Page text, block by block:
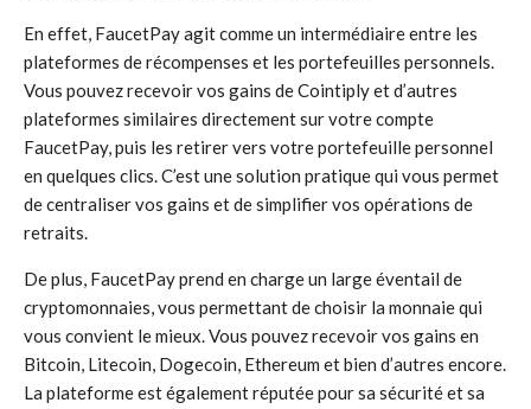
En effet, FaucetPay agit comme un intermédiaire entre les
plateformes de récompenses et les portefeuilles personnels.
Vous pouvez recevoir vos gains de Cointiply et d’autres
plateformes similaires directement sur votre compte
FaucetPay, puis les retirer vers votre portefeuille personnel
en quelques clics. C’est une solution pratique qui vous permet
de centraliser vos gains et de simplifier vos opérations de
retraits.
De plus, FaucetPay prend en charge un large éventail de
cryptomonnaies, vous permettant de choisir la monnaie qui
vous convient le mieux. Vous pouvez recevoir vos gains en
Bitcoin, Litecoin, Dogecoin, Ethereum et bien d’autres encore.
La plateforme est également réputée pour sa sécurité et sa